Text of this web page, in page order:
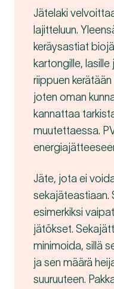
Jätelaki
lajitteluun.
keräysastiat
kartongille,
riippuen
joten oman
kannattaa
muutettaessa.
Jäte, jota ei
sekajäteastiaan.
esimerkiksi
jätökset.
minimoida, sillä
ja sen määrä
suuruuteen.